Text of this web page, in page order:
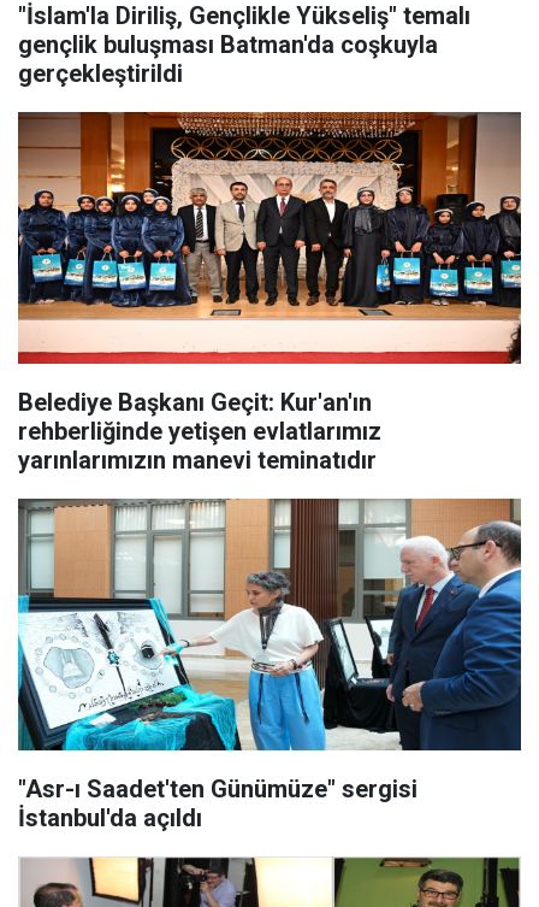
"İslam'la Diriliş, Gençlikle Yükseliş" temalı
gençlik buluşması Batman'da coşkuyla
gerçekleştirildi
Belediye Başkanı Geçit: Kur'an'ın
rehberliğinde yetişen evlatlarımız
yarınlarımızın manevi teminatıdır
"Asr-ı Saadet'ten Günümüze" sergisi
İstanbul'da açıldı